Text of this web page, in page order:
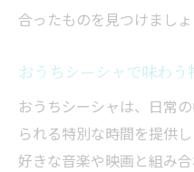
合ったものを見つけましょ
おうちシーシャで味わう
おうちシーシャは、日常
られる特別な時間を提供
好きな音楽や映画と組み